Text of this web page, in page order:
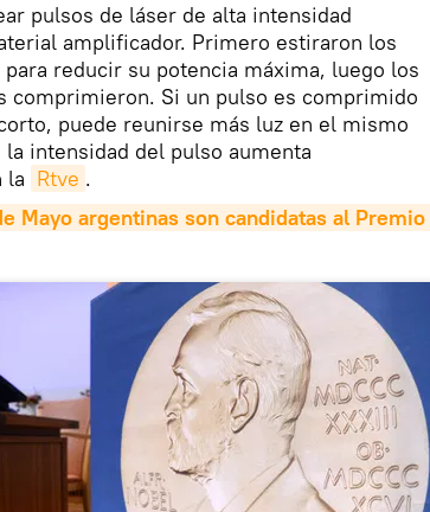
pulsos de láser de alta intensidad
amplificador. Primero estiraron los
reducir su potencia máxima, luego los
comprimieron. Si un pulso es comprimido
puede reunirse más luz en el mismo
intensidad del pulso aumenta
la Rtve .
Mayo argentinas son candidatas al Premio